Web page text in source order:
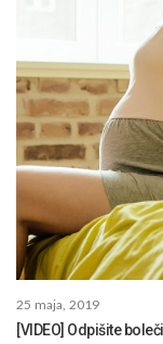
25 maja, 2019
[VIDEO] Odpišite